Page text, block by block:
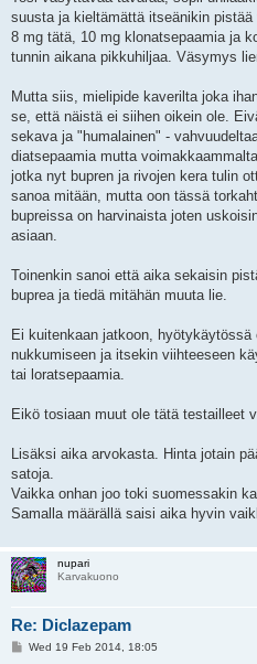
suusta ja kieltämättä itseänikin
8 mg tätä, 10 mg klonatsepaamia ja
tunnin aikana pikkuhiljaa. Väsymys
Mutta siis, mielipide kaverilta joka
se, että näistä ei siihen oikein ole.
sekava ja "humalainen" -
diatsepaamia mutta
jotka nyt bupren ja rivojen kera tulin
sanoa mitään, mutta oon tässä
bupreissa on harvinaista joten
asiaan.
Toinenkin sanoi että aika sekaisin
buprea ja tiedä mitähän muuta lie.
Ei kuitenkaan jatkoon,
nukkumiseen ja itsekin viihteeseen
tai loratsepaamia.
Eikö tosiaan muut ole tätä testailleet
Lisäksi aika arvokasta. Hinta jotain
satoja.
Vaikka onhan joo toki suomessakin
Samalla määrällä saisi aika hyvin
nupari
Karvakuono
Re: Diclazepam
PWed 19 Feb 2014, 18:05